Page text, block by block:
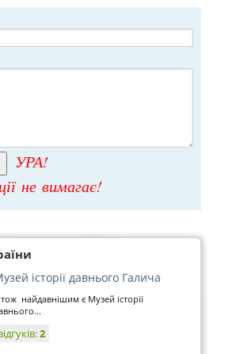
УРА!
не вимагає!
історії давнього Галича
найдавнішим є Музей історії
2